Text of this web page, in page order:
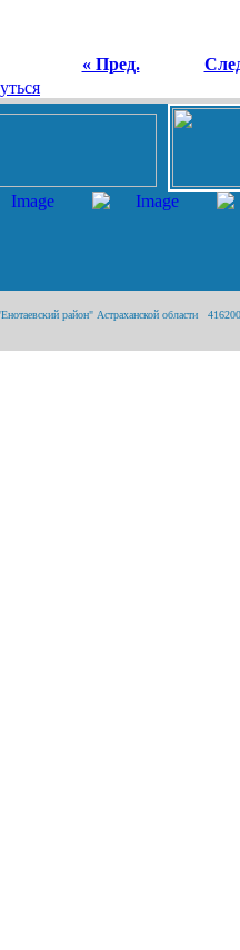
« Пред.
район" Астраханской области